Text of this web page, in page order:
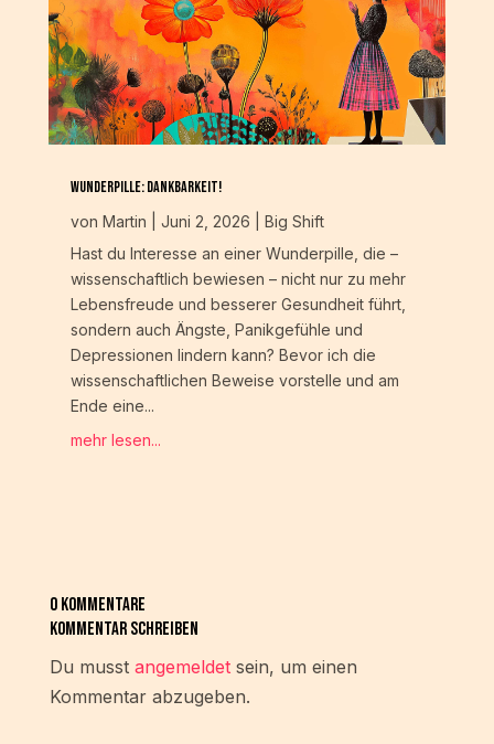
Wunderpille: Dankbarkeit!
von Martin Juni 2, 2026
Big Shift
Hast du Interesse an einer Wunderpille, die –
wissenschaftlich bewiesen – nicht nur zu mehr
Lebensfreude und besserer Gesundheit führt,
sondern auch Ängste, Panikgefühle und
Depressionen lindern kann? Bevor ich die
wissenschaftlichen Beweise vorstelle und am
Ende eine...
mehr lesen...
0 Kommentare
Kommentar Schreiben
Du musst angemeldetsein, um einen
Kommentar abzugeben.